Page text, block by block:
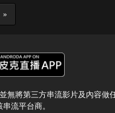
»
將第三方串流影片及內容做
流平台商。